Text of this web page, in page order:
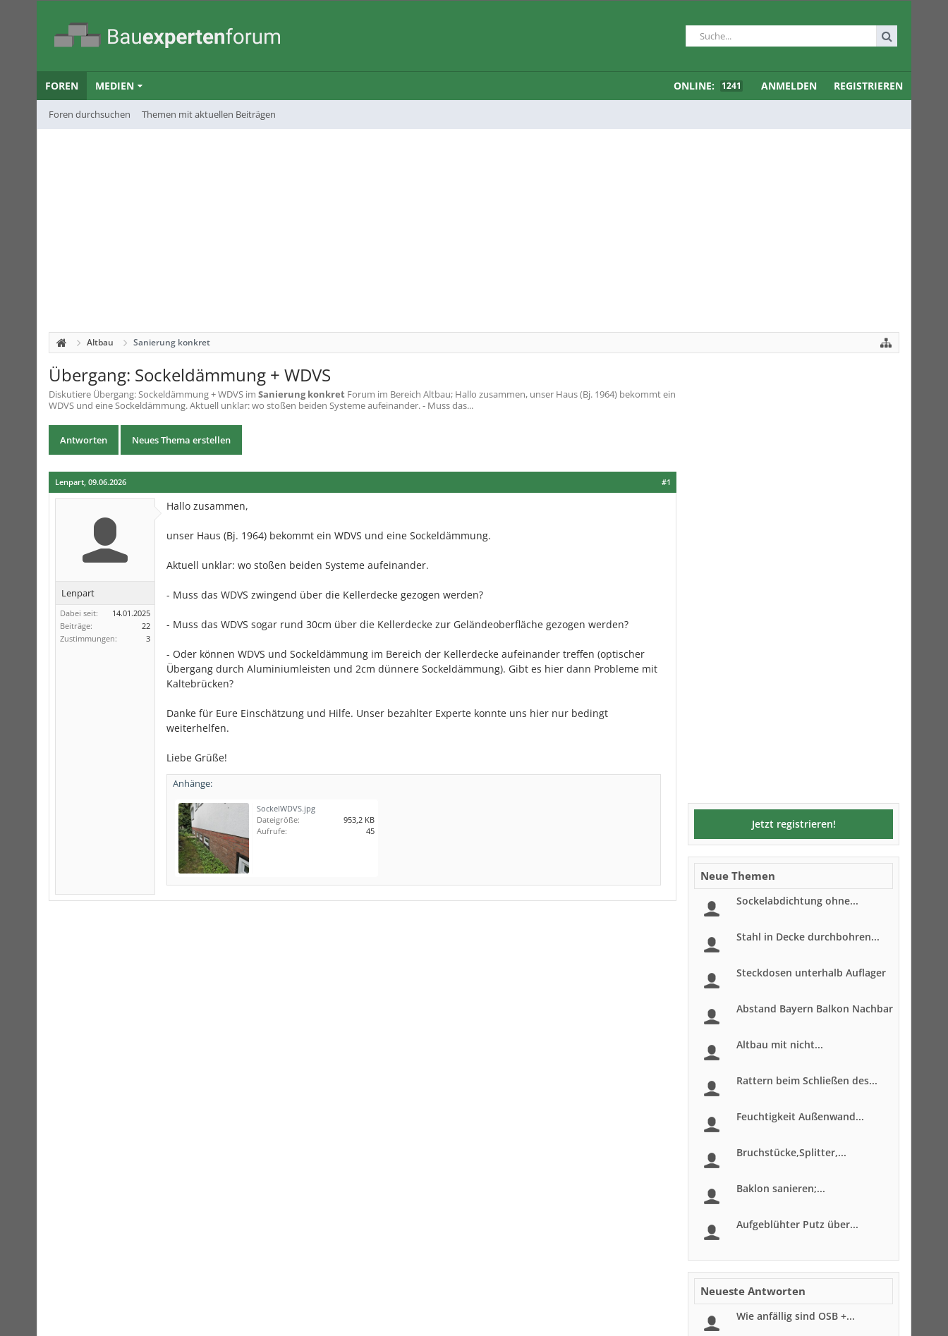
FOREN
Foren durchsuchen Themen mit aktuellen Beiträgen
MEDIEN ONLINE: 1241 ANMELDEN REGISTRIEREN
Altbau Sanierung konkret
Übergang: Sockeldämmung + WDVS
Diskutiere Übergang: Sockeldämmung + WDVS im Sanierung konkret Forum im Bereich Altbau; Hallo zusammen, unser Haus (Bj. 1964) bekommt ein
WDVS und eine Sockeldämmung. Aktuell unklar: wo stoßen beiden Systeme aufeinander. - Muss das...
Antworten Neues Thema erstellen
#1
Lenpart, 09.06.2026
Lenpart
Dabei seit:
14.01.2025
Beiträge:
22
Zustimmungen:
3
Hallo zusammen,
unser Haus (Bj. 1964) bekommt ein WDVS und eine Sockeldämmung.
Aktuell unklar: wo stoßen beiden Systeme aufeinander.
- Muss das WDVS zwingend über die Kellerdecke gezogen werden?
- Muss das WDVS sogar rund 30cm über die Kellerdecke zur Geländeoberfläche gezogen werden?
- Oder können WDVS und Sockeldämmung im Bereich der Kellerdecke aufeinander treffen (optischer
Übergang durch Aluminiumleisten und 2cm dünnere Sockeldämmung). Gibt es hier dann Probleme mit
Kaltebrücken?
Danke für Eure Einschätzung und Hilfe. Unser bezahlter Experte konnte uns hier nur bedingt
weiterhelfen.
Liebe Grüße!
Anhänge:
SockelWDVS.jpg
Dateigröße:
953,2 KB
Aufrufe:
45
Jetzt registrieren!
Neue Themen
Sockelabdichtung ohne...
Stahl in Decke durchbohren...
Steckdosen unterhalb Auflager
Abstand Bayern Balkon Nachbar
Altbau mit nicht...
Rattern beim Schließen des...
Feuchtigkeit Außenwand...
Bruchstücke,Splitter,...
Baklon sanieren;...
Aufgeblühter Putz über...
Neueste Antworten
Wie anfällig sind OSB +...